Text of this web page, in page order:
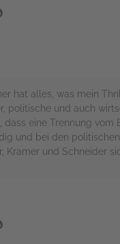
hat alles, was mein
politische und auch
dass eine Trennung
und bei den
Kramer und Schneider